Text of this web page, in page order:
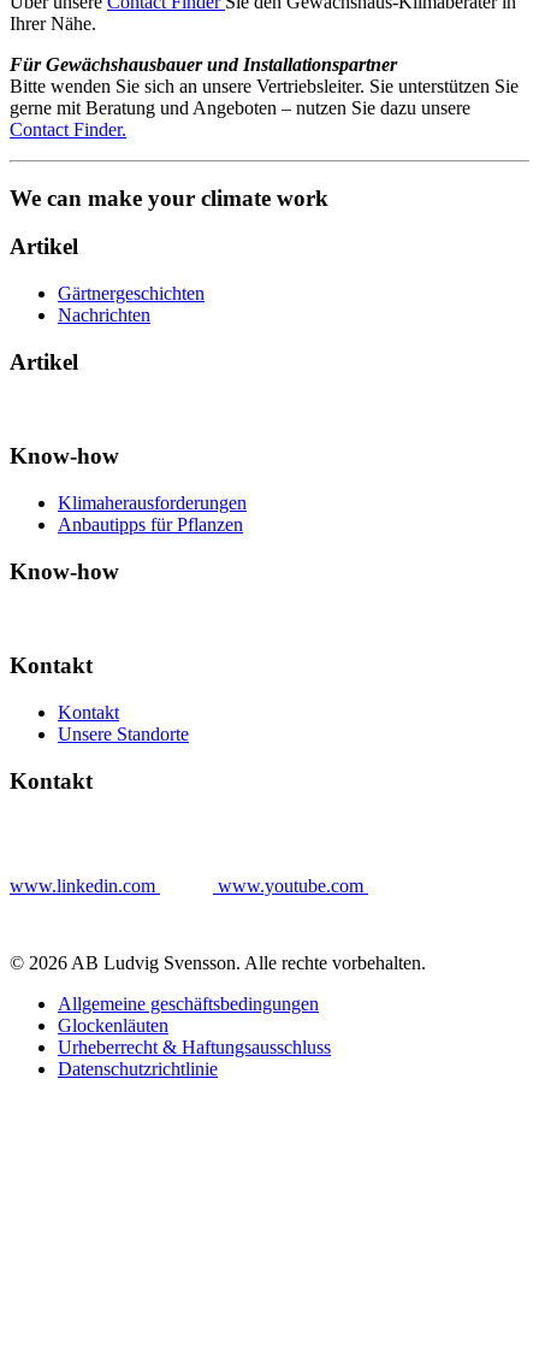
Ihrer Nähe.
Für Gewächshausbauer und Installationspartner
Bitte wenden Sie sich an unsere Vertriebsleiter. Sie unterstützen Sie
gerne mit Beratung und Angeboten – nutzen Sie dazu unsere
Contact Finder.
We can make your climate work
Artikel
Gärtnergeschichten
Nachrichten
Artikel
Know-how
Klimaherausforderungen
Anbautipps für Pflanzen
Know-how
Kontakt
Kontakt
Unsere Standorte
Kontakt
www.linkedin.com www.youtube.com
© 2026 AB Ludvig Svensson. Alle rechte vorbehalten.
Allgemeine geschäftsbedingungen
Glockenläuten
Urheberrecht & Haftungsausschluss
Datenschutzrichtlinie